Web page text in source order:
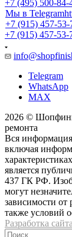
+7 (495) 500-84-
Мы в Telegram
+7 (915) 457-53-
+7 (915) 457-53-
Telegram
WhatsApp
MAX
2026 ©
ремонта
Вся информация
включая
является
437 ГК РФ.
могут
зависимости от
также условий
Разработка